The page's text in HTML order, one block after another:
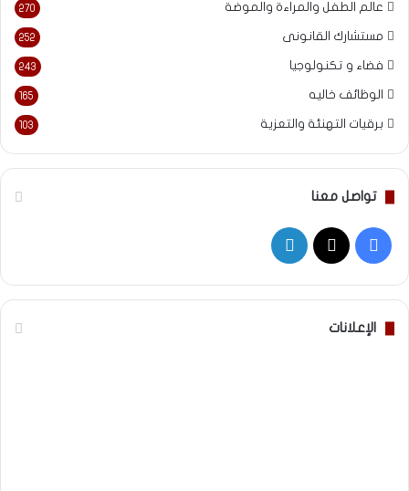
عالم الطفل والمراءة والموضة 270
مستشارك القانونى 252
فضاء و تكنولوجيا 243
الوظائف خاليه 165
برقيات التهنئة والتعزية 103
تواصل معنا
فيسبوك لينكدإن
الإعلانات